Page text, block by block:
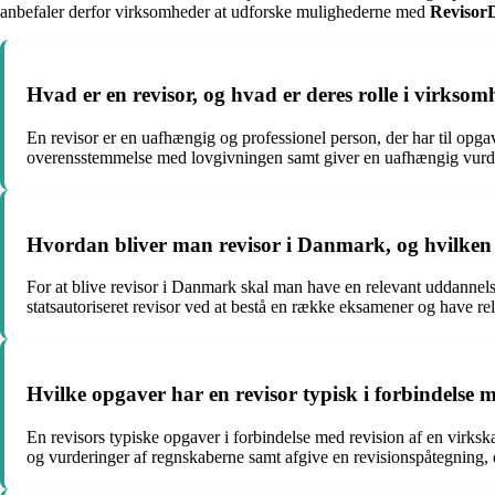
anbefaler derfor virksomheder at udforske mulighederne med
Hvad er en revisor, og hvad er deres rolle i
En revisor er en uafhængig og professionel person, der har til
overensstemmelse med lovgivningen samt giver en uafhængig
Hvordan bliver man revisor i Danmark, og hvilken
For at blive revisor i Danmark skal man have en relevant
statsautoriseret revisor ved at bestå en række eksamener og have
Hvilke opgaver har en revisor typisk i forbindelse
En revisors typiske opgaver i forbindelse med revision af en
og vurderinger af regnskaberne samt afgive en